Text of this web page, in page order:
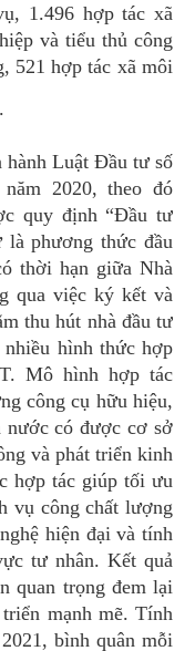
1.496 hợp tác xã
và tiểu thủ công
521 hợp tác xã môi
.
hành Luật Đầu tư số
2020, theo đó
quy định “Đầu tư
là phương thức đầu
thời hạn giữa Nhà
qua việc ký kết và
thu hút nhà đầu tư
nhiều hình thức hợp
Mô hình hợp tác
công cụ hữu hiệu,
nước có được cơ sở
và phát triển kinh
hợp tác giúp tối ưu
vụ công chất lượng
hiện đại và tính
tư nhân. Kết quả
quan trọng đem lại
mạnh mẽ. Tính
bình quân mỗi